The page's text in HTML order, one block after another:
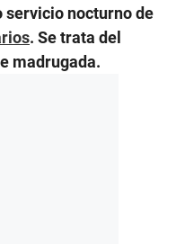
servicio nocturno de
. Se trata del
madrugada.